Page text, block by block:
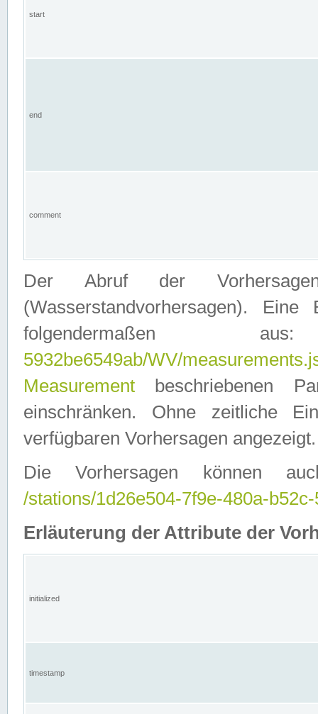
start
end
comment
Der Abruf der
(Wasserstandvorhersagen).
folgendermaßen
5932be6549ab/WV/
Measurement beschriebenen
einschränken. Ohne zeitliche
verfügbaren Vorhersagen angezeigt.
Die Vorhersagen können
/stations/1d26e504-7f9e-480a-
Erläuterung der Attribute der
initialized
timestamp